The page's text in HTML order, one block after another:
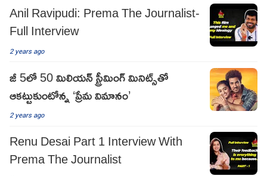
Anil Ravipudi: Prema The Journalist-
Full Interview
2 years ago
జీ 5లో 50 మిలియ‌న్ స్ట్రీమింగ్ మినిట్స్‌తో
ఆక‌ట్టుకుంటోన్న ‘ప్రేమ విమానం’
2 years ago
Renu Desai Part 1 Interview With
Prema The Journalist